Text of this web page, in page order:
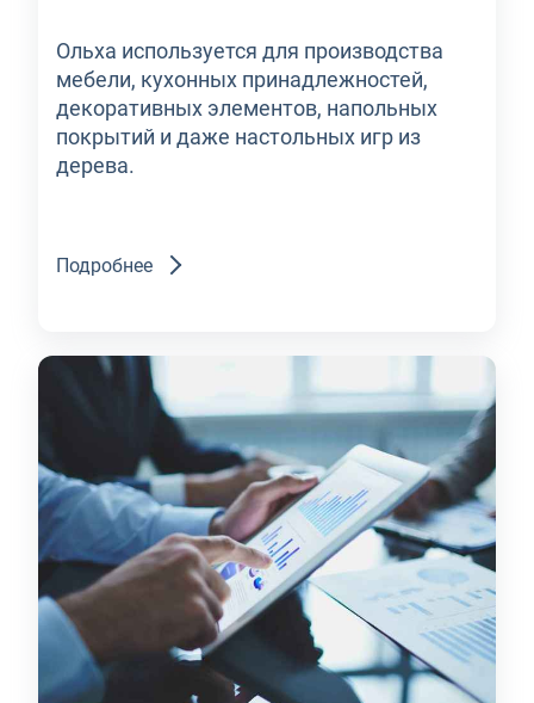
Ольха используется для производства
мебели, кухонных принадлежностей,
декоративных элементов, напольных
покрытий и даже настольных игр из
дерева.
Подробнее